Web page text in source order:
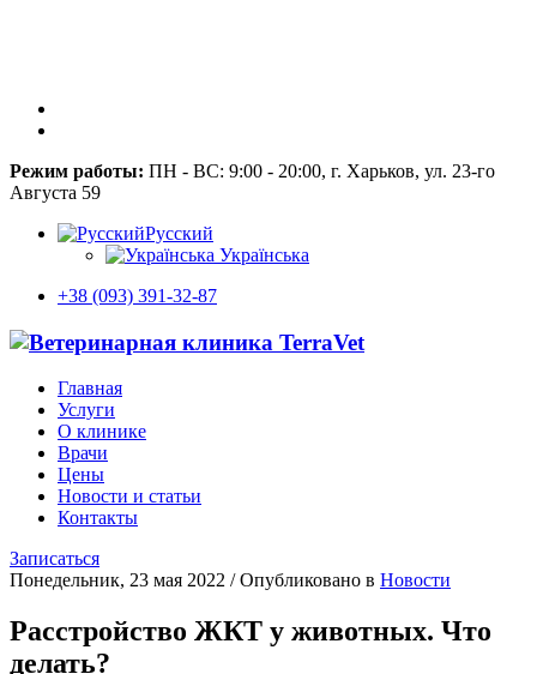
Режим работы: ПН - ВС: 9:00 - 20:00, г. Харьков, ул. 23-го
Августа 59
Русский
Українська
+38 (093) 391-32-87
Главная
Услуги
О клинике
Врачи
Цены
Новости и статьи
Контакты
Записаться
Понедельник, 23 мая 2022 /Опубликовано в Новости
Расстройство ЖКТ у животных. Что
делать?